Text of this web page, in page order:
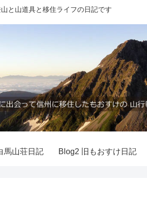
と山道具と移住ライフの日記です
馬山荘日記 Blog2 旧もおすけ日記